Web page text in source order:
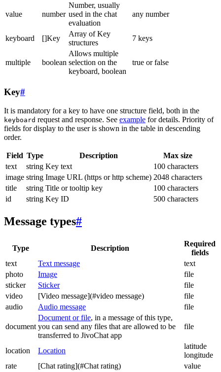
value number
Number, usually
used in the chat
evaluation
any number
keyboard []Key
Array of Key
structures
7 keys
multiple boolean
Allows multiple
selection on the
keyboard, boolean
true or false
Key#
It is mandatory for a key to have one structure field, both in the
keyboard request and response. See example for details. Priority of
fields for display to the user is shown in the table in descending
order.
Field Type Description
Max size
text
string Key text
100 characters
image string Image URL (https or http scheme) 2048 characters
title
string Title or tooltip key
100 characters
id
string Key ID 500 characters
Message types#
Type Description
Required
fields
text
Text message
text
photo
Image
file
sticker
Sticker
file
video
[Video message](#video message)
file
audio
Audio message file
document
Document or file, in a message of this type,
you can send any files that are allowed to be
transferred to JivoChat app
file
location Location
latitude
longitude
rate
[Chat rating](#Chat rating)
value